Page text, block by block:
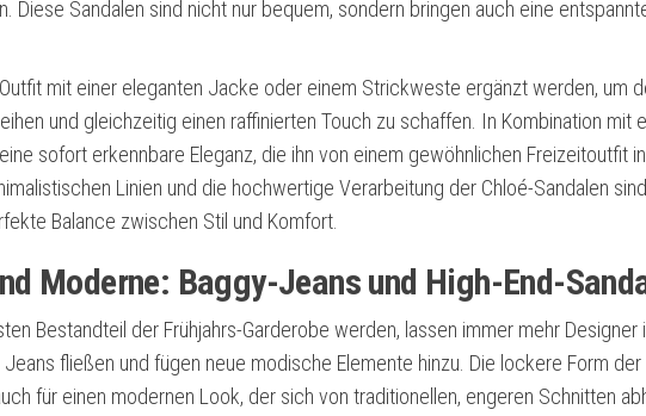
Diese Sandalen sind nicht nur bequem, sondern bringen auch eine
mit einer eleganten Jacke oder einem Strickweste ergänzt werden, um
und gleichzeitig einen raffinierten Touch zu schaffen. In Kombination mit
sofort erkennbare Eleganz, die ihn von einem gewöhnlichen Freizeitoutfit
Linien und die hochwertige Verarbeitung der Chloé-Sandalen
Balance zwischen Stil und Komfort.
Moderne: Baggy-Jeans und High-End-
Bestandteil der Frühjahrs-Garderobe werden, lassen immer mehr Designer
fließen und fügen neue modische Elemente hinzu. Die lockere Form
für einen modernen Look, der sich von traditionellen, engeren Schnitten